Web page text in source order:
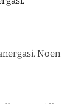
Noen